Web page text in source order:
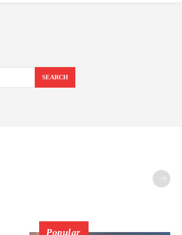
SEARCH
Popular